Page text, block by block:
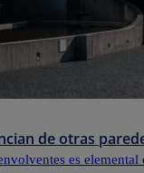
de otras
es